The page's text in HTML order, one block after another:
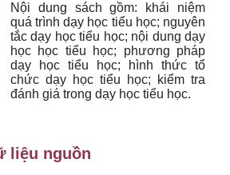
Nội dung sách gồm: khái niệm
quá trình dạy học tiểu học; nguyên
tắc dạy học tiểu học; nội dung dạy
học học tiểu học; phương pháp
dạy học tiểu học; hình thức tổ
chức dạy học tiểu học; kiểm tra
đánh giá trong dạy học tiểu học.
liệu nguồn